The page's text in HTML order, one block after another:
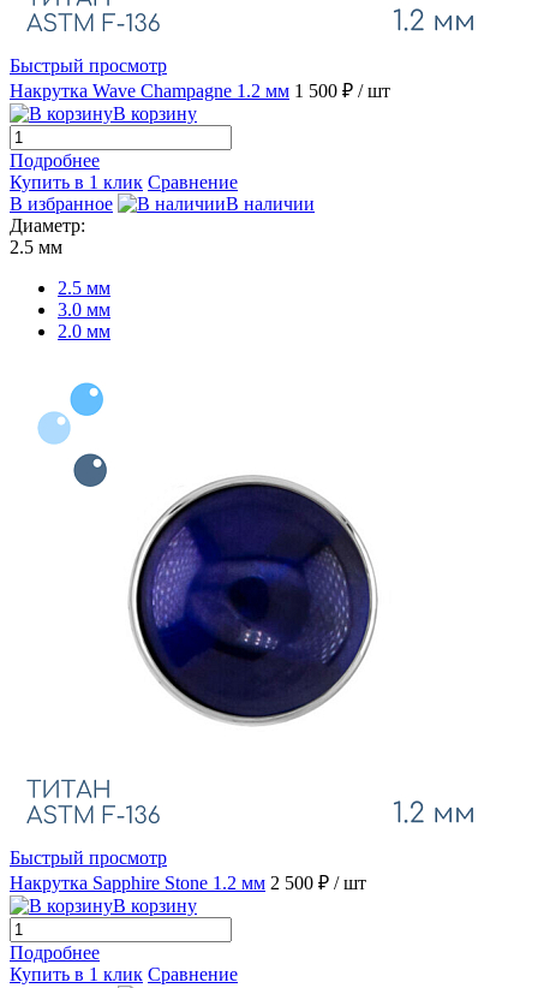
Быстрый просмотр
Накрутка Wave Champagne 1.2 мм 1 500 ₽ / шт
В корзину
Подробнее
Купить в 1 клик Сравнение
В избранное
В наличии
Диаметр:
2.5 мм
2.5 мм
3.0 мм
2.0 мм
Быстрый просмотр
Накрутка Sapphire Stone 1.2 мм 2 500 ₽ / шт
В корзину
Подробнее
Купить в 1 клик Сравнение